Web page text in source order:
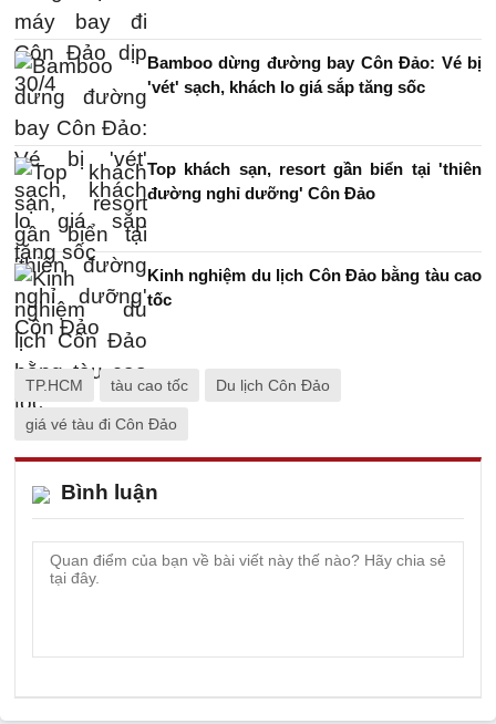
Bamboo dừng đường bay Côn Đảo: Vé bị
'vét' sạch, khách lo giá sắp tăng sốc
Top khách sạn, resort gần biển tại 'thiên
đường nghỉ dưỡng' Côn Đảo
Kinh nghiệm du lịch Côn Đảo bằng tàu cao
tốc
TP.HCM tàu cao tốc Du lịch Côn Đảo
giá vé tàu đi Côn Đảo
Bình luận